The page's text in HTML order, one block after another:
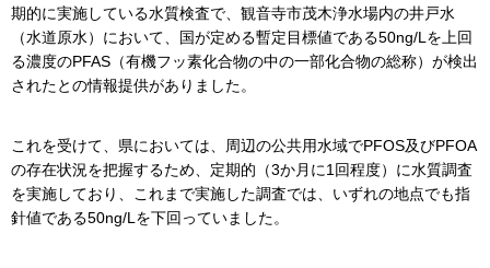
期的に実施している水質検査で、観音寺市茂木浄水場内の井戸水
（水道原水）において、国が定める暫定目標値である50ng/Lを上回
る濃度のPFAS（有機フッ素化合物の中の一部化合物の総称）が検出
されたとの情報提供がありました。
これを受けて、県においては、周辺の公共用水域でPFOS及びPFOA
の存在状況を把握するため、定期的（3か月に1回程度）に水質調査
を実施しており、これまで実施した調査では、いずれの地点でも指
針値である50ng/Lを下回っていました。